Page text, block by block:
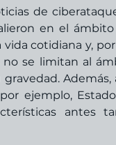
de
en el
cotidiana y,
no se limitan al
Además,
ejemplo,
antes